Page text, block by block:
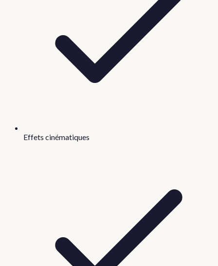
Effets cinématiques